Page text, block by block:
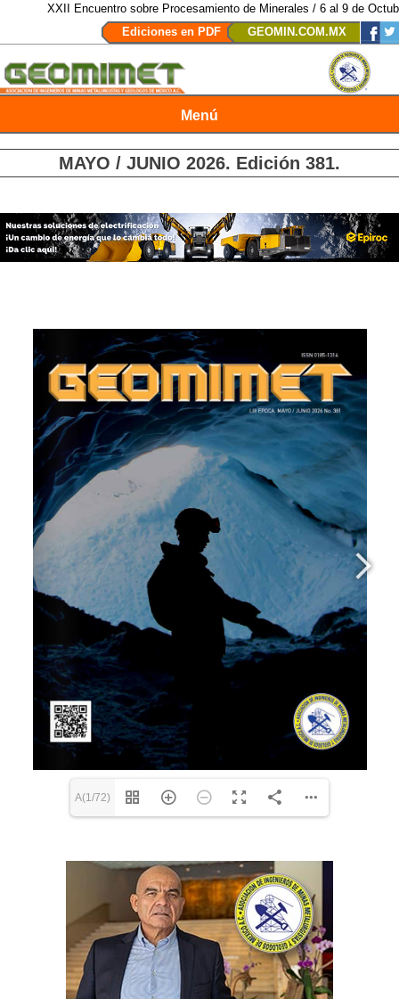
Encuentro sobre Procesamiento de Minerales / 6 al 9 de Octubre de
Ediciones en PDF
GEOMIN.COM.MX
Menú
MAYO / JUNIO 2026. Edición 381.
A(1/72)